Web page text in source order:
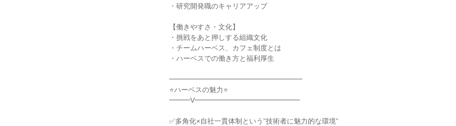
・研究開発職のキャリアアップ
【働きやすさ・文化】
・挑戦をあと押しする組織文化
・チームハーベス、カフェ制度とは
・ハーベスでの働き方と福利厚生
━━━━━━━━━━━━━━━━━━━
⭐ハーベスの魅力⭐
━━━V━━━━━━━━━━━━━━━
✅多角化×自社一貫体制という”技術者に魅力的な環境”